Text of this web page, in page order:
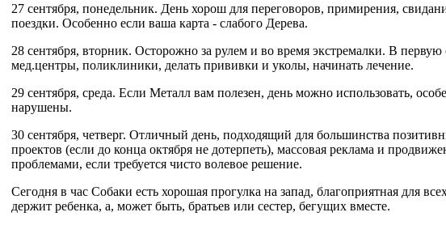
27 сентября, понедельник. День хорош для переговоров, примирения,
поездки. Особенно если ваша карта - слабого Дерева.
28 сентября, вторник. Осторожно за рулем и во время экстремалки. В
мед.центры, поликлиники, делать прививки и уколы, начинать лечение.
29 сентября, среда. Если Металл вам полезен, день можно использовать,
нарушены.
30 сентября, четверг. Отличный день, подходящий для большинства
проектов (если до конца октября не дотерпеть), массовая реклама и
проблемами, если требуется чисто волевое решение.
Сегодня в час Собаки есть хорошая прогулка на запад, благоприятная для
держит ребенка, а, может быть, братьев или сестер, бегущих вместе.